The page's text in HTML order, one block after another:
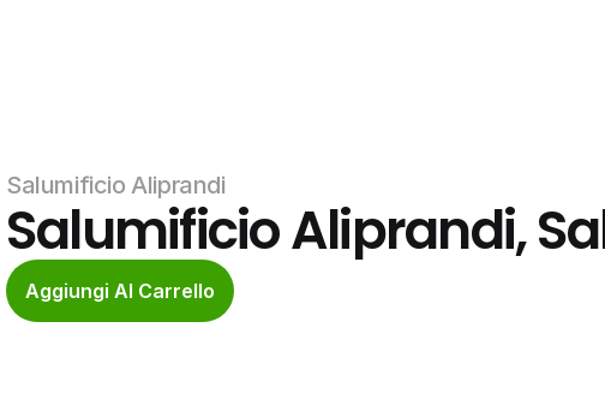
Salumificio Aliprandi
Salumificio Aliprandi,
Aggiungi Al Carrello